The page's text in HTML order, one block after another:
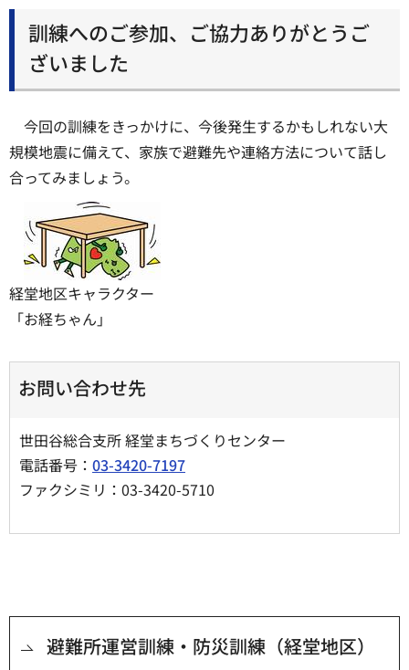
訓練へのご参加、ご協力ありがとうご
ざいました
今回の訓練をきっかけに、今後発生するかもしれない大
規模地震に備えて、家族で避難先や連絡方法について話し
合ってみましょう。
経堂地区キャラクター
「お経ちゃん」
お問い合わせ先
世田谷総合支所 経堂まちづくりセンター
電話番号： 03-3420-7197
ファクシミリ：03-3420-5710
避難所運営訓練・防災訓練（経堂地区）